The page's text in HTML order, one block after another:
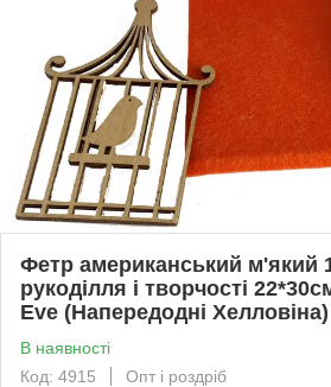
Фетр американський м'який
рукоділля і творчості
Eve (Напередодні Хелловіна)
В наявності
Код: 4915
Опт і роздріб